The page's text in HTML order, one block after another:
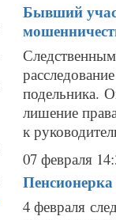
Бывший
подельника.
лишение
к
07 февраля
4 февраля